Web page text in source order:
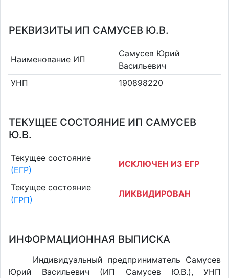
РЕКВИЗИТЫ ИП САМУСЕВ Ю.В.
Наименование ИП
Самусев Юрий
Васильевич
УНП
190898220
ТЕКУЩЕЕ СОСТОЯНИЕ ИП САМУСЕВ
Ю.В.
Текущее состояние
(ЕГР)
ИСКЛЮЧЕН ИЗ ЕГР
Текущее состояние
(ГРП)
ЛИКВИДИРОВАН
ИНФОРМАЦИОННАЯ ВЫПИСКА
Индивидуальный предприниматель Самусев
Юрий Васильевич (ИП Самусев Ю.В.), УНП